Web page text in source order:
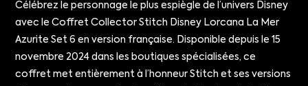
Célébrez le personnage le plus espiègle de l’univers Disney
avec le Coffret Collector Stitch Disney Lorcana La Mer
Azurite Set 6 en version française. Disponible depuis le 15
novembre 2024 dans les boutiques spécialisées, ce
coffret met entièrement à l’honneur Stitch et ses versions